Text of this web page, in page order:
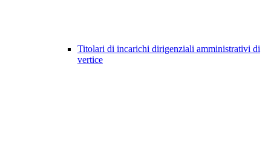
Titolari di incarichi dirigenziali amministrativi di
vertice